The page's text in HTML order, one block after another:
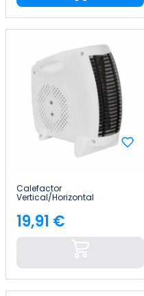
Calefactor
Vertical/Horizontal
Home
Precio
19,91 €